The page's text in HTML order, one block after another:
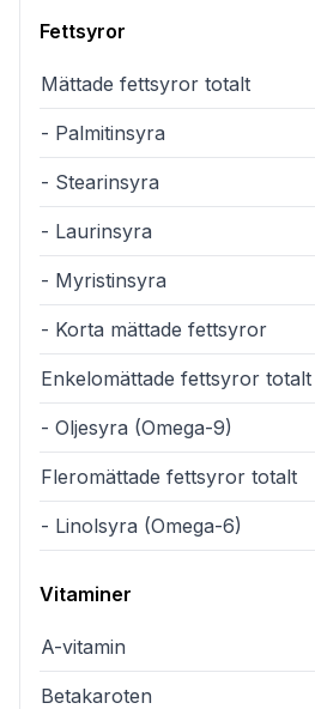
Fettsyror
Mättade fettsyror totalt
- Palmitinsyra
- Stearinsyra
- Laurinsyra
- Myristinsyra
- Korta mättade fettsyror
Enkelomättade fettsyror totalt
- Oljesyra (Omega-9)
Fleromättade fettsyror totalt
- Linolsyra (Omega-6)
Vitaminer
A-vitamin
Betakaroten